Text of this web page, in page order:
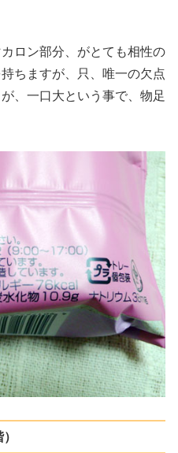
ロン部分、がとても相性の
ちますが、只、唯一の欠点
、一口大という事で、物足